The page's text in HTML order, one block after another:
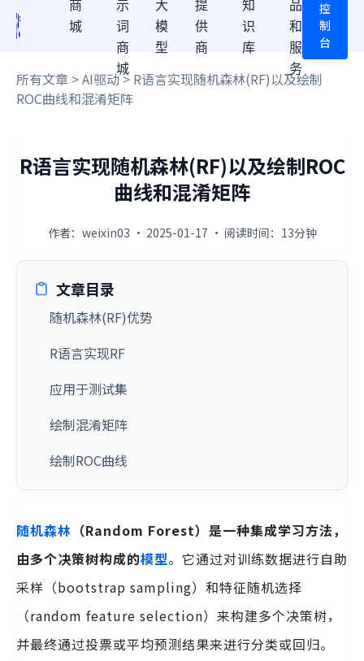
商
城
示
词
商
城
大
模
型
提
供
商
知
识
库
品
和
服
务
控
制
台
所有文章 >AI驱动> R语言实现随机森林(RF)以及绘制
ROC曲线和混淆矩阵
R语言实现随机森林(RF)以及绘制ROC
曲线和混淆矩阵
作者：weixin03 · 2025-01-17 · 阅读时间：13分钟
文章目录
随机森林(RF)优势
R语言实现RF
应用于测试集
绘制混淆矩阵
绘制ROC曲线
随机森林 （Random Forest）是一种集成学习方法，
由多个决策树构成的模型。它通过对训练数据进行自助
采样（bootstrap sampling）和特征随机选择
（random feature selection）来构建多个决策树，
并最终通过投票或平均预测结果来进行分类或回归。